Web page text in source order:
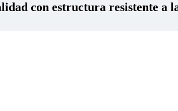
con estructura resistente a